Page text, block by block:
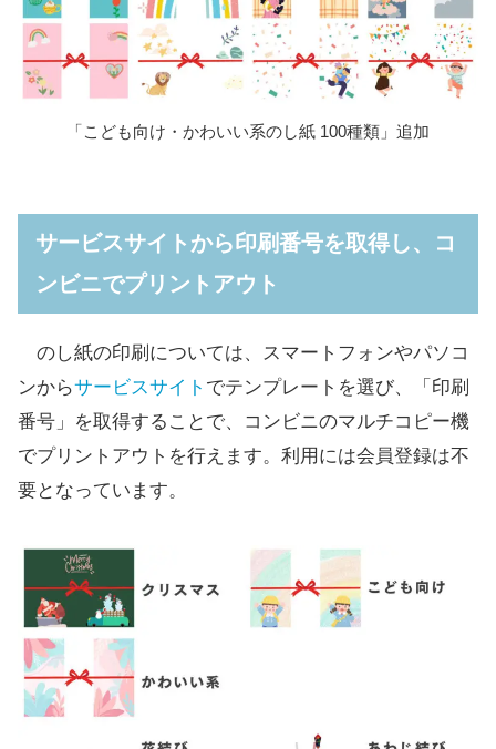
「こども向け・かわいい系のし紙 100種類」追加
サービスサイトから印刷番号を取得し、コ
ンビニでプリントアウト
のし紙の印刷については、スマートフォンやパソコ
ンからサービスサイト でテンプレートを選び、「印刷
番号」を取得することで、コンビニのマルチコピー機
でプリントアウトを行えます。利用には会員登録は不
要となっています。